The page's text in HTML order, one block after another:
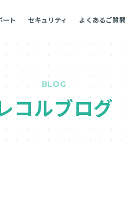
ート セキュリティ よくあるご質問
BLOG
コルブログ